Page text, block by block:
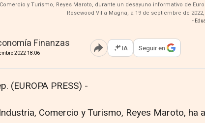
y Turismo, Reyes Maroto, durante un desayuno informativo de
Rosewood Villa Magna, a 19 de septiembre de
-
Finanzas
2022 18:06 Abrir opciones para compartir
IA Seguir en
(EUROPA PRESS) -
Comercio y Turismo, Reyes Maroto, ha